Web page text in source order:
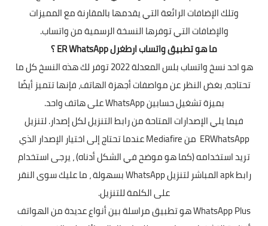
وتلك الإضافات الرائعة التي یقدمھا بالمقارنة مع الممیزات
والإضافات التي توفرھا النسخة الرسمیة من واتساب.
ما ھو تطبیق واتساب ارطغرل ER WhatsApp ؟
هو احدنسخ واتساب بلس المعدلة 2022
توفر لك هذه النسخ كل ما
تحتاجه، بغض النظر عن مواصفات أجهزة الهاتف، فإنها تتميز أيضًا
بميزة تشغيل حسابين WhatsApp على هاتف واحد.
فيما يلي الإصدارات المتاحة من رابط التنزيل لكل إصدار. لتنزيل
ERWhatsApp من Mediafire عندما تحتاج إلى اختيار الإصدار الذي
تريد استخدامه (كما هو موضح في الشكل أدناه) ، يرجى استخدام
رابط apk المباشر لتنزيل WhatsApp بسهولة ، ما عليك سوى النقر
على الكلمة للتنزيل.
WhatsApp Plus هو تطبيق مراسلة بين أنواع عديدة من الهواتف